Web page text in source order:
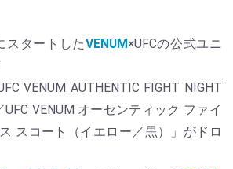
スタートしたVENUM ×UFCの公式ユニ
VENUM AUTHENTIC FIGHT NIGHT
UFC VENUM オーセンティック ファイ
スコート（イエロー／黒）」がドロ